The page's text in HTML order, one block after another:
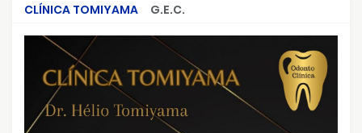
CLÍNICA TOMIYAMA
G.E.C.
CRIMES QUE ABALARAM O BRASIL